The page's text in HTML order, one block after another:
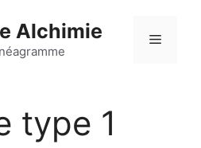
Alchimie Menu
type 1